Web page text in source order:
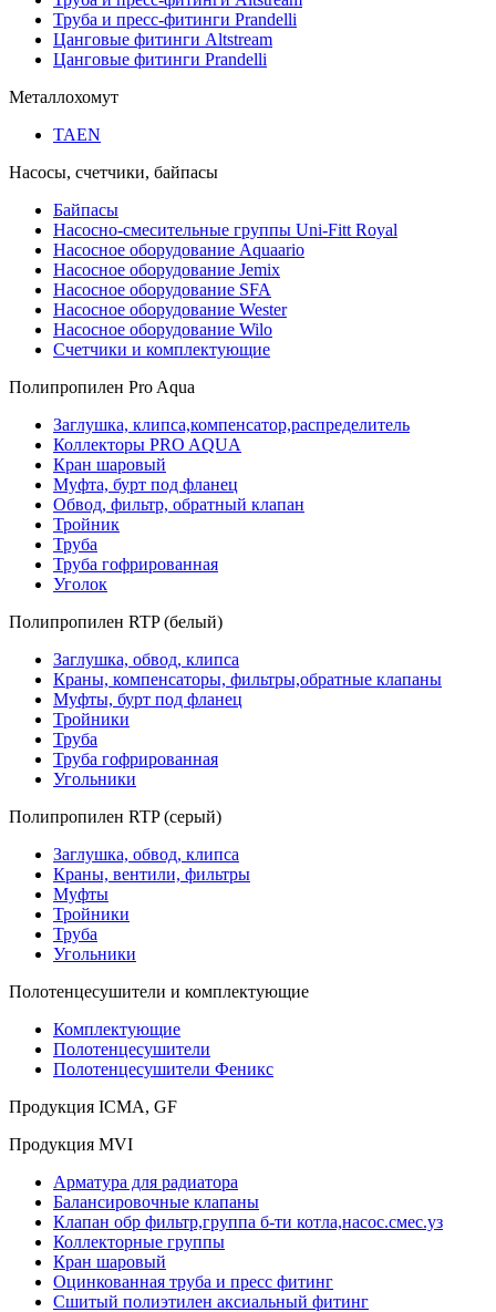
Труба и пресс-фитинги Prandelli
Цанговые фитинги Altstream
Цанговые фитинги Prandelli
Металлохомут
TAEN
Насосы, счетчики, байпасы
Байпасы
Насосно-смесительные группы Uni-Fitt Royal
Насосное оборудование Aquaario
Насосное оборудование Jemix
Насосное оборудование SFA
Насосное оборудование Wester
Насосное оборудование Wilo
Счетчики и комплектующие
Полипропилен Pro Aqua
Заглушка, клипса,компенсатор,распределитель
Коллекторы PRO AQUA
Кран шаровый
Муфта, бурт под фланец
Обвод, фильтр, обратный клапан
Тройник
Труба
Труба гофрированная
Уголок
Полипропилен RTP (белый)
Заглушка, обвод, клипса
Краны, компенсаторы, фильтры,обратные клапаны
Муфты, бурт под фланец
Тройники
Труба
Труба гофрированная
Угольники
Полипропилен RTP (серый)
Заглушка, обвод, клипса
Краны, вентили, фильтры
Муфты
Тройники
Труба
Угольники
Полотенцесушители и комплектующие
Комплектующие
Полотенцесушители
Полотенцесушители Феникс
Продукция ICMA, GF
Продукция MVI
Арматура для радиатора
Балансировочные клапаны
Клапан обр фильтр,группа б-ти котла,насос.смес.уз
Коллекторные группы
Кран шаровый
Оцинкованная труба и пресс фитинг
Сшитый полиэтилен аксиальный фитинг